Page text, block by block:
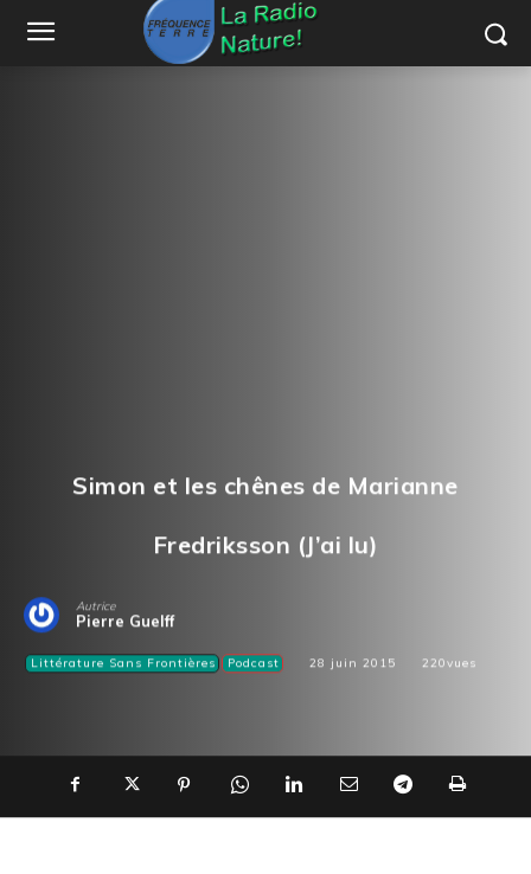
Simon et les chênes de Marianne
Fredriksson (J’ai lu)
Autrice
Pierre Guelff
Littérature Sans Frontières Podcast 28 juin 2015 220vues